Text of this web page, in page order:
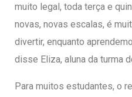
muito legal, toda terça e
novas, novas escalas, é
divertir, enquanto
disse Eliza, aluna da turma
Para muitos estudantes, o